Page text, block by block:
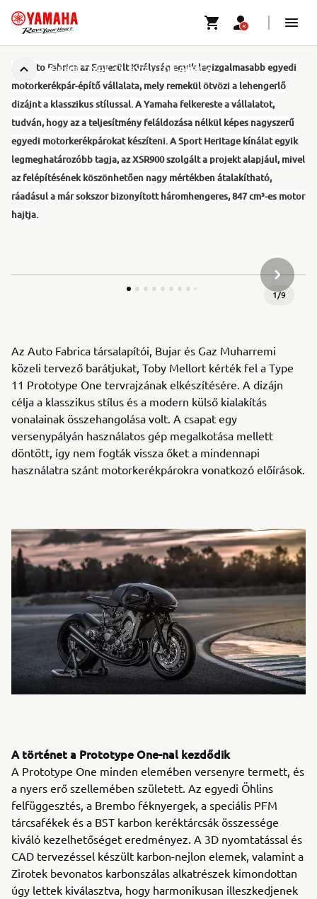
XSR900 'TYPE 11' BY AUTO FABRICA
Az Auto Fabrica az Egyesült Királyság egyik legizgalmasabb egyedi
motorkerékpár-építő vállalata, mely remekül ötvözi a lehengerlő
dizájnt a klasszikus stílussal. A Yamaha felkereste a vállalatot,
tudván, hogy az a teljesítmény feláldozása nélkül képes nagyszerű
egyedi motorkerékpárokat készíteni. A Sport Heritage kínálat egyik
legmeghatározóbb tagja, az XSR900 szolgált a projekt alapjául, mivel
az felépítésének köszönhetően nagy mértékben átalakítható,
ráadásul a már sokszor bizonyított háromhengeres, 847 cm³-es motor
hajtja.
1/9
Az Auto Fabrica társalapítói, Bujar és Gaz Muharremi
közeli tervező barátjukat, Toby Mellort kérték fel a Type
11 Prototype One tervrajzának elkészítésére. A dizájn
célja a klasszikus stílus és a modern külső kialakítás
vonalainak összehangolása volt. A csapat egy
versenypályán használatos gép megalkotása mellett
döntött, így nem fogták vissza őket a mindennapi
használatra szánt motorkerékpárokra vonatkozó előírások.
A történet a Prototype One-nal kezdődik
A Prototype One minden elemében versenyre termett, és
a nyers erő szellemében született. Az egyedi Öhlins
felfüggesztés, a Brembo féknyergek, a speciális PFM
tárcsafékek és a BST karbon keréktárcsák összessége
kiváló kezelhetőséget eredményez. A 3D nyomtatással és
CAD tervezéssel készült karbon-nejlon elemek, valamint a
Zirotek bevonatos karbonszálas alkatrészek kimondottan
úgy lettek kiválasztva, hogy harmonikusan illeszkedjenek